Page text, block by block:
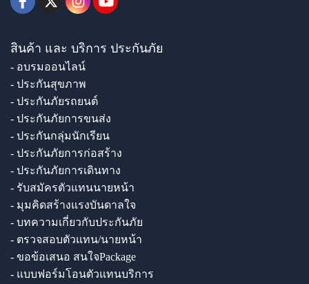
สินค้า และ บริการ ประกันภัย
- อบรมออนไลน์
- ประกันสุขภาพ
- ประกันภัยรถยนต์
- ประกันภัยการขนส่ง
- ประกันกลุ่มนักเรียน
- ประกันภัยการก่อสร้าง
- ประกันภัยการเดินทาง
- รับสมัครตัวแทนนายหน้า
- มุมคิดสร้างแรงบันดาลใจ
- บทความเกี่ยวกับประกันภัย
- ตรวจสอบตัวแทน/นายหน้า
- ขอข้อเสนอ สนใจPackage
- แบบฟอร์มโอนตัวแทนบริการ